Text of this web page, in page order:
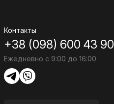
Контакты
+38 (098) 600 43 90
Ежедневно с 9:00 до 16:00